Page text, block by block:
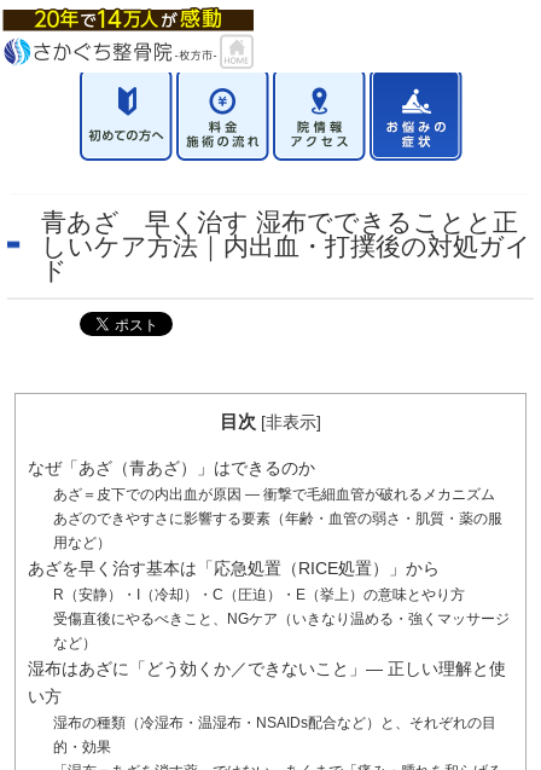
青あざ 早く治す 湿布でできることと正
しいケア方法｜内出血・打撲後の対処ガイ
ド
目次 [非表示]
なぜ「あざ（青あざ）」はできるのか
あざ＝皮下での内出血が原因 — 衝撃で毛細血管が破れるメカニズム
あざのできやすさに影響する要素（年齢・血管の弱さ・肌質・薬の服
用など）
あざを早く治す基本は「応急処置（RICE処置）」から
R（安静）・I（冷却）・C（圧迫）・E（挙上）の意味とやり方
受傷直後にやるべきこと、NGケア（いきなり温める・強くマッサージ
など）
湿布はあざに「どう効くか／できないこと」— 正しい理解と使
い方
湿布の種類（冷湿布・温湿布・NSAIDs配合など）と、それぞれの目
的・効果